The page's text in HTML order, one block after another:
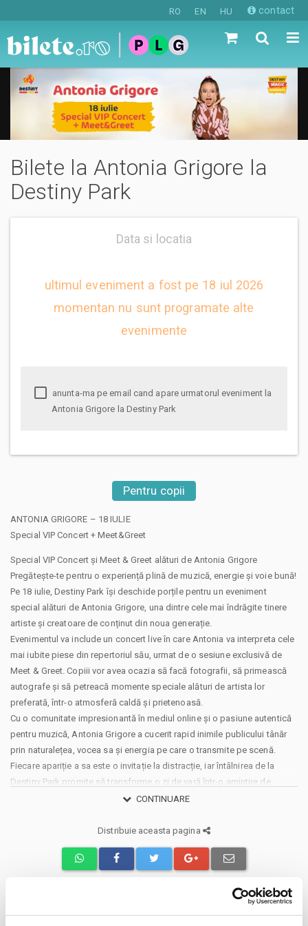
RO EN HU contact
Bilete la Antonia Grigore la
Destiny Park
Data si locatia
ultimul eveniment a fost pe 18 iul 2026
momentan nu sunt programate alte
evenimente
Antonia Grigore la Destiny Park
Pentru copii
ANTONIA GRIGORE – 18 IULIE
Special VIP Concert + Meet&Greet
Special VIP Concert și Meet & Greet alături de Antonia Grigore
Pregătește-te pentru o experiență plină de muzică, energie și voie bună!
Pe 18 iulie, Destiny Park își deschide porțile pentru un eveniment
special alături de Antonia Grigore, una dintre cele mai îndrăgite tinere
artiste și creatoare de conținut din noua generație.
Evenimentul va include un concert live în care Antonia va interpreta cele
mai iubite piese din repertoriul său, urmat de o sesiune exclusivă de
Meet & Greet. Copiii vor avea ocazia să facă fotografii, să primească
autografe și să petreacă momente speciale alături de artista lor
preferată, într-o atmosferă caldă și prietenoasă.
Cu o comunitate impresionantă în mediul online și o pasiune autentică
pentru muzică, Antonia Grigore a cucerit rapid inimile publicului tânăr
prin naturalețea, vocea sa și energia pe care o transmite pe scenă.
Fiecare apariție a sa este o invitație la distracție, iar întâlnirea de la
Destiny Park promite să transforme o zi de vară într-o amintire de
neuitat pentru întreaga familie.
prin prezența activă în mediul online, unde inspiră sute de mii de
urmăritori prin interpretări muzicale, momente din viața de zi cu zi și
conținut dedicat generației sale. În ultimul an, și-a lansat propriile piese
Interval orar disponibil: 10.00 – 13.00
CONTINUARE
Distribuie aceasta pagina